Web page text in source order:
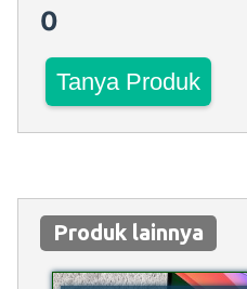
0
Tanya Produk
Produk lainnya